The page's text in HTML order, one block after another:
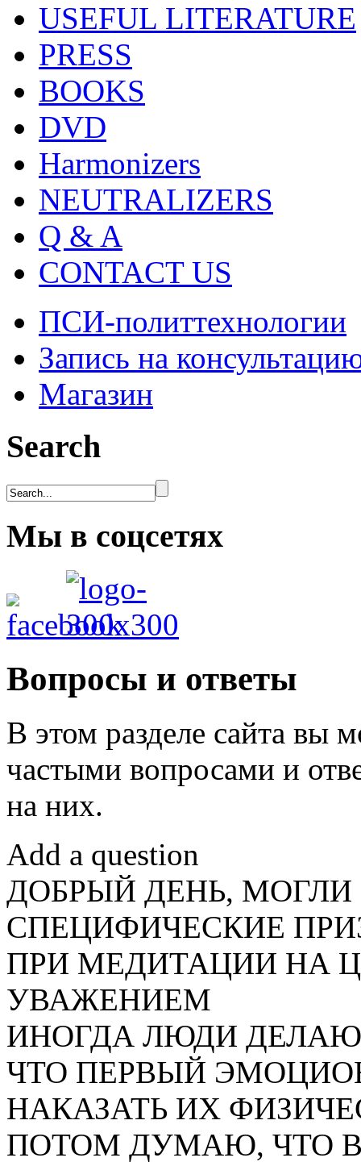
USEFUL LITERATURE
PRESS
BOOKS
DVD
Harmonizers
NEUTRALIZERS
Q & A
CONTACT US
ПСИ-политтехнологии
Запись на
Магазин
Search
Мы в соцсетях
Вопросы и ответы
В этом разделе сайта вы
частыми вопросами и
на них.
Add a question
ДОБРЫЙ ДЕНЬ,
СПЕЦИФИЧЕСКИЕ
ПРИ МЕДИТАЦИИ НА
УВАЖЕНИЕМ
ИНОГДА ЛЮДИ
ЧТО ПЕРВЫЙ
НАКАЗАТЬ ИХ
ПОТОМ ДУМАЮ, ЧТО